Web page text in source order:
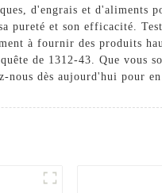
d'engrais et d'aliments
pureté et son efficacité.
à fournir des produits
de 1312-43. Que
nous dès aujourd'hui pour